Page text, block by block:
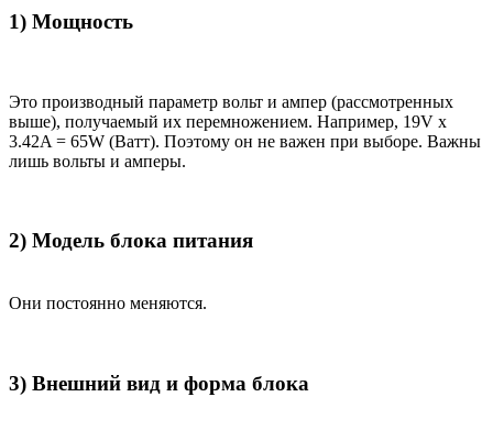
1) Мощность
Это производный параметр вольт и ампер (рассмотренных
выше), получаемый их перемножением. Например, 19V x
3.42A = 65W (Ватт). Поэтому он не важен при выборе. Важны
лишь вольты и амперы.
2) Модель блока питания
Они постоянно меняются.
3) Внешний вид и форма блока